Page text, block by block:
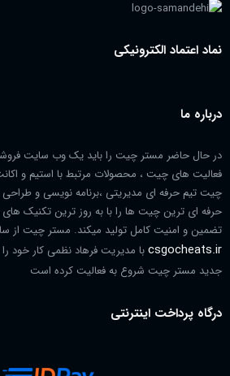
نماد اعتماد الکترونیکی
درباره ما
در حال حاضر مستر چیت را باید یک وب سایت
فعالیت های چیت ، محصولات مرتبط با استیم و
چیت تیم حرفه ای مدیریتی ،برنامه نویسی و طراحی
حرفه ای ترین چیت ها را با به روز ترین تکنیک
تضمین و امنیت کامل تولید میکند. مستر چیت از سال 96 با
csgocheats.irبا مدیریت فرهاد نظمی کار خود
جدید مستر چیت شروع به فعالیت کرده است
درگاه پرداخت اینترنتی